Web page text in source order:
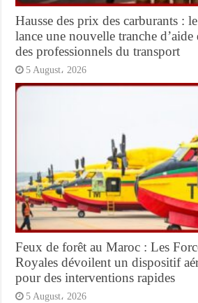
Hausse des prix des carburants :
lance une nouvelle tranche
des professionnels du transport
5 August، 2026
Feux de forêt au Maroc : Les
Royales dévoilent un dispositif
pour des interventions rapides
5 August، 2026